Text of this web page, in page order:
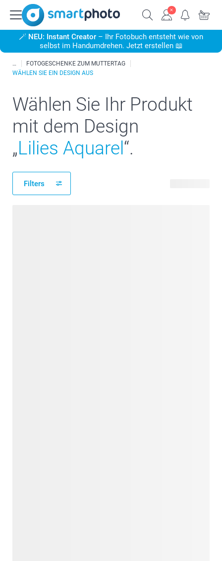
🪄 NEU: Instant Creator – Ihr Fotobuch entsteht wie von
selbst im Handumdrehen. Jetzt erstellen 📖
FOTOGESCHENKE ZUM MUTTERTAG
WÄHLEN SIE EIN DESIGN AUS
Wählen Sie Ihr Produkt
mit dem Design
„Lilies Aquarel “.
Filters